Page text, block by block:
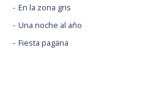
En la zona gris
Una noche al año
Fiesta pagäna